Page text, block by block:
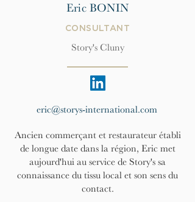
Eric BONIN
CONSULTANT
Story's Cluny
eric@storys-international.com
Ancien commerçant et restaurateur établi
de longue date dans la région, Eric met
aujourd'hui au service de Story's sa
connaissance du tissu local et son sens du
contact.